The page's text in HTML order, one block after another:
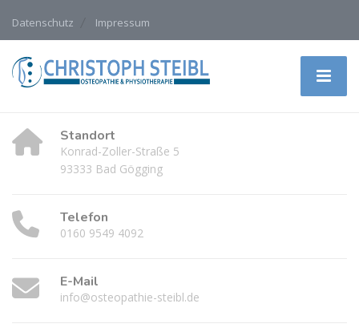
Datenschutz Impressum
Standort
Konrad-Zoller-Straße 5
93333 Bad Gögging
Telefon
0160 9549 4092
E-Mail
info@osteopathie-steibl.de